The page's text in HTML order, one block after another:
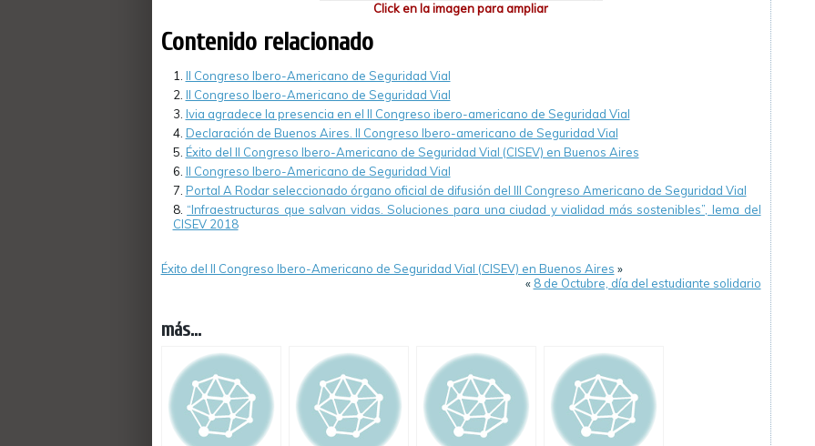
Click en la imagen para ampliar
Contenido relacionado
II Congreso Ibero-Americano de Seguridad Vial
II Congreso Ibero-Americano de Seguridad Vial
Ivia agradece la presencia en el II Congreso ibero-americano de Seguridad Vial
Declaración de Buenos Aires. II Congreso Ibero-americano de Seguridad Vial
Éxito del II Congreso Ibero-Americano de Seguridad Vial (CISEV) en Buenos Aires
II Congreso Ibero-Americano de Seguridad Vial
Portal A Rodar seleccionado órgano oficial de difusión del III Congreso Americano de Seguridad Vial
“Infraestructuras que salvan vidas. Soluciones para una ciudad y vialidad más sostenibles”, lema del
CISEV 2018
Éxito del II Congreso Ibero-Americano de Seguridad Vial (CISEV) en Buenos Aires »
« 8 de Octubre, día del estudiante solidario
más...